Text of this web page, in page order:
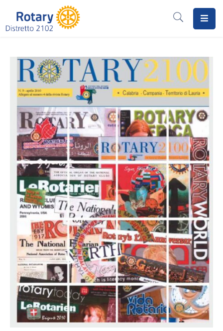
Rotary
Distretto
2102
Progetti
Notizie
Programmi
Calendario
Eventi
Documenti